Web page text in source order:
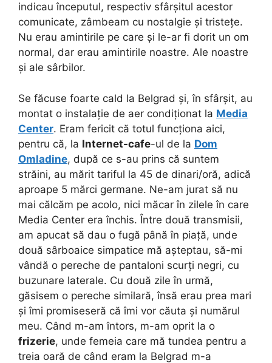
indicau începutul, respectiv sfârșitul acestor
comunicate, zâmbeam cu nostalgie și tristețe.
Nu erau amintirile pe care și le-ar fi dorit un om
normal, dar erau amintirile noastre. Ale noastre
și ale sârbilor.
Se făcuse foarte cald la Belgrad și, în sfârșit, au
montat o instalație de aer condiționat la Media
Center. Eram fericit că totul funcționa aici,
pentru că, la Internet-cafe-ul de la Dom
Omladine, după ce s-au prins că suntem
străini, au mărit tariful la 45 de dinari/oră, adică
aproape 5 mărci germane. Ne-am jurat să nu
mai călcăm pe acolo, nici măcar în zilele în care
Media Center era închis. Între două transmisii,
am apucat să dau o fugă până în piață, unde
două sârboaice simpatice mă așteptau, să-mi
vândă o pereche de pantaloni scurți negri, cu
buzunare laterale. Cu două zile în urmă,
găsisem o pereche similară, însă erau prea mari
și îmi promiseseră că îmi vor căuta și numărul
meu. Când m-am întors, m-am oprit la o
frizerie, unde femeia care mă tundea pentru a
treia oară de când eram la Belgrad m-a